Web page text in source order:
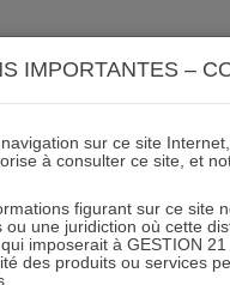
21 –
IMPORTANTES –
sur ce site
à consulter ce site, et
figurant sur ce site
ou une juridiction où cette
imposerait à GESTION
des produits ou services